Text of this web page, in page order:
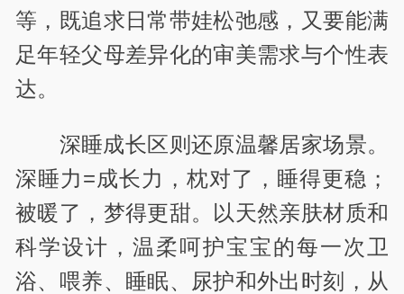
等，既追求日常带娃松弛感，又要能满
足年轻父母差异化的审美需求与个性表
达。
深睡成长区则还原温馨居家场景。
深睡力=成长力，枕对了，睡得更稳；
被暖了，梦得更甜。以天然亲肤材质和
科学设计，温柔呵护宝宝的每一次卫
浴、喂养、睡眠、尿护和外出时刻，从